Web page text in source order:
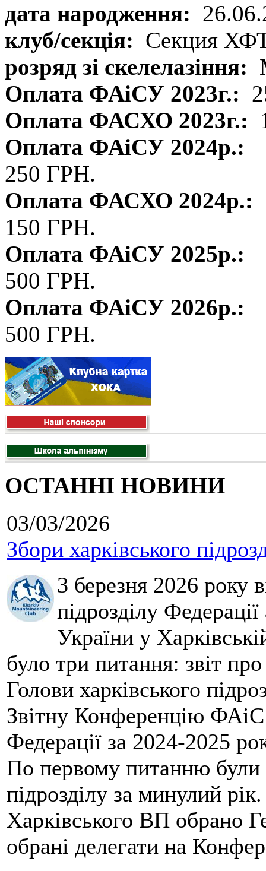
дата народження:
клуб/секція: Секция
розряд зі скелелазіння:
Оплата ФАіСУ 2023г.:
Оплата ФАСХО 2023г.:
Оплата ФАіСУ 2024р.:
250 ГРН.
Оплата ФАСХО 2024р.:
150 ГРН.
Оплата ФАіСУ 2025р.:
500 ГРН.
Оплата ФАіСУ 2026р.:
500 ГРН.
ОСТАННІ НОВИНИ
03/03/2026
Збори харківського
3 березня 2026 року
підрозділу
України у
було три питання: звіт
Голови харківського
Звітну Конференцію
Федерації за 2024-2025
По первому питанню були
підрозділу за минулий
Харківського ВП обрано
обрані делегати на